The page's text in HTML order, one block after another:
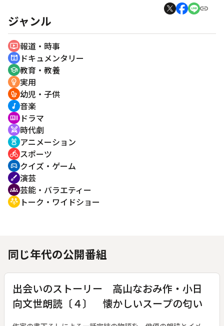
ジャンル
ondemand_video 報道・時事
cinematic_blur ドキュメンタリー
school 教育・教養
emoji_objects 実用
crib 幼児・子供
music_note 音楽
recent_actors ドラマ
swords 時代劇
cruelty_free アニメーション
directions_bike スポーツ
sports_esports クイズ・ゲーム
brush 演芸
groups 芸能・バラエティー
adaptive_audio_mic トーク・ワイドショー
同じ年代の公開番組
出会いのストーリー 高山なおみ作・小日
向文世朗読〔４〕 懐かしいスープの匂い